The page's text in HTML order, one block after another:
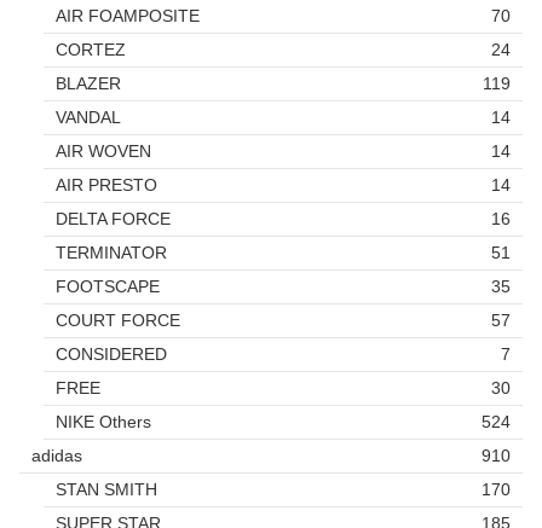
AIR FOAMPOSITE
70
CORTEZ
24
BLAZER
119
VANDAL
14
AIR WOVEN
14
AIR PRESTO
14
DELTA FORCE
16
TERMINATOR
51
FOOTSCAPE
35
COURT FORCE
57
CONSIDERED
7
FREE
30
NIKE Others
524
adidas
910
STAN SMITH
170
SUPER STAR
185